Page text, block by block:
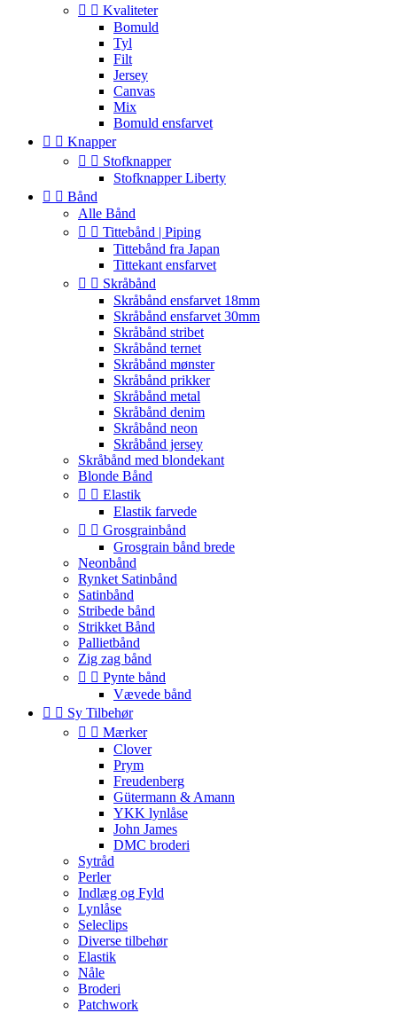
  Kvaliteter
Bomuld
Tyl
Filt
Jersey
Canvas
Mix
Bomuld ensfarvet
  Knapper
  Stofknapper
Stofknapper Liberty
  Bånd
Alle Bånd
  Tittebånd | Piping
Tittebånd fra Japan
Tittekant ensfarvet
  Skråbånd
Skråbånd ensfarvet 18mm
Skråbånd ensfarvet 30mm
Skråbånd stribet
Skråbånd ternet
Skråbånd mønster
Skråbånd prikker
Skråbånd metal
Skråbånd denim
Skråbånd neon
Skråbånd jersey
Skråbånd med blondekant
Blonde Bånd
  Elastik
Elastik farvede
  Grosgrainbånd
Grosgrain bånd brede
Neonbånd
Rynket Satinbånd
Satinbånd
Stribede bånd
Strikket Bånd
Pallietbånd
Zig zag bånd
  Pynte bånd
Vævede bånd
  Sy Tilbehør
  Mærker
Clover
Prym
Freudenberg
Gütermann & Amann
YKK lynlåse
John James
DMC broderi
Sytråd
Perler
Indlæg og Fyld
Lynlåse
Seleclips
Diverse tilbehør
Elastik
Nåle
Broderi
Patchwork